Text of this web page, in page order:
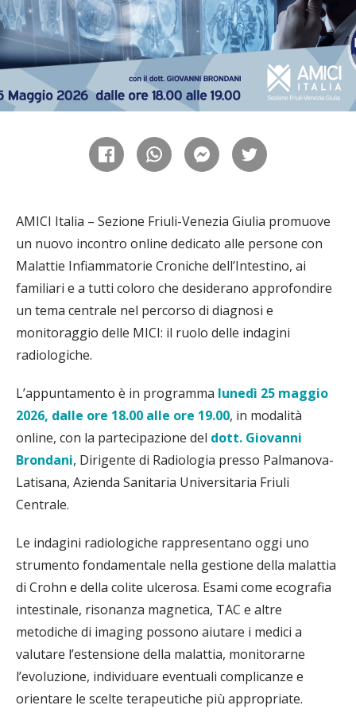
AMICI Italia – Sezione Friuli-Venezia Giulia promuove
un nuovo incontro online dedicato alle persone con
Malattie Infiammatorie Croniche dell’Intestino, ai
familiari e a tutti coloro che desiderano approfondire
un tema centrale nel percorso di diagnosi e
monitoraggio delle MICI: il ruolo delle indagini
radiologiche.
L’appuntamento è in programma lunedì 25 maggio
2026, dalle ore 18.00 alle ore 19.00, in modalità
online, con la partecipazione del dott. Giovanni
Brondani, Dirigente di Radiologia presso Palmanova-
Latisana, Azienda Sanitaria Universitaria Friuli
Centrale.
Le indagini radiologiche rappresentano oggi uno
strumento fondamentale nella gestione della malattia
di Crohn e della colite ulcerosa. Esami come ecografia
intestinale, risonanza magnetica, TAC e altre
metodiche di imaging possono aiutare i medici a
valutare l’estensione della malattia, monitorarne
l’evoluzione, individuare eventuali complicanze e
orientare le scelte terapeutiche più appropriate.